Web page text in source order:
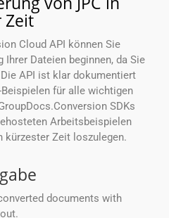
Zeit
Cloud API können Sie
Dateien beginnen, da Sie
API ist klar dokumentiert
für alle wichtigen
SDKs
Arbeitsbeispielen
kürzester Zeit loszulegen.
documents with